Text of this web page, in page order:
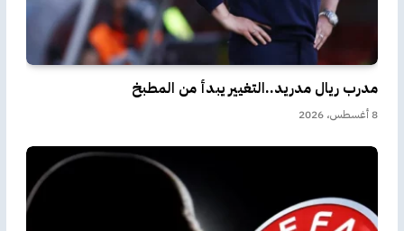
مدرب ريال مدريد..التغيير يبدأ من المطبخ
8 أغسطس، 2026